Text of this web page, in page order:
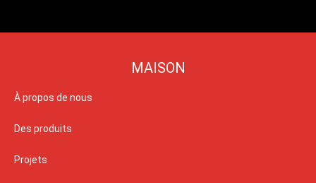
MAISON
À propos de nous
Des produits
Projets